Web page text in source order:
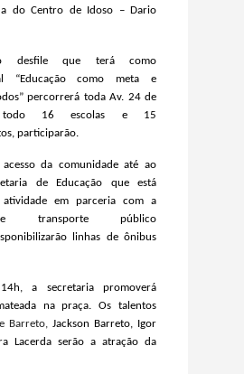
do Centro de Idoso – Dario
desfile que terá como
“Educação como meta e
percorrerá toda Av. 24 de
16 escolas e 15
participarão.
da comunidade até ao
de Educação que está
em parceria com a
transporte público
linhas de ônibus
a secretaria promoverá
na praça. Os talentos
Barreto, Jackson Barreto, Igor
Lacerda serão a atração da